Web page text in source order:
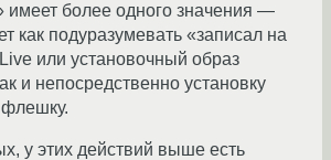
более одного значения —
как подуразумевать «записал на
или установочный образ
и непосредственно установку
у этих действий выше есть